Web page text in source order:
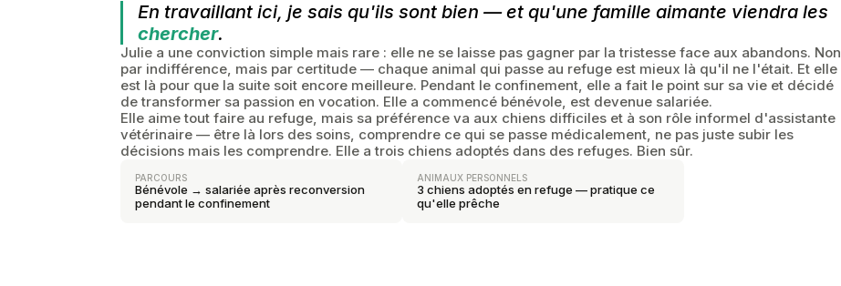
En travaillant ici, je sais qu'ils sont bien — et qu'une famille aimante viendra les
chercher.
Julie a une conviction simple mais rare : elle ne se laisse pas gagner par la tristesse face aux abandons. Non
par indifférence, mais par certitude — chaque animal qui passe au refuge est mieux là qu'il ne l'était. Et elle
est là pour que la suite soit encore meilleure. Pendant le confinement, elle a fait le point sur sa vie et décidé
de transformer sa passion en vocation. Elle a commencé bénévole, est devenue salariée.
Elle aime tout faire au refuge, mais sa préférence va aux chiens difficiles et à son rôle informel d'assistante
vétérinaire — être là lors des soins, comprendre ce qui se passe médicalement, ne pas juste subir les
décisions mais les comprendre. Elle a trois chiens adoptés dans des refuges. Bien sûr.
PARCOURS
Bénévole → salariée après reconversion
pendant le confinement
ANIMAUX PERSONNELS
3 chiens adoptés en refuge — pratique ce
qu'elle prêche